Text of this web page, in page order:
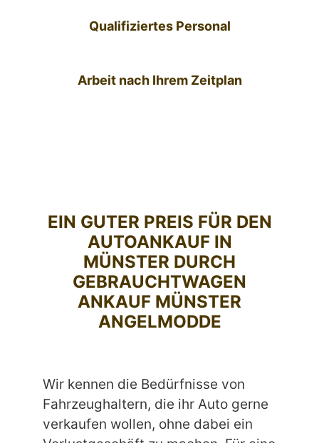
Qualifiziertes Personal
Arbeit nach Ihrem Zeitplan
EIN GUTER PREIS FÜR DEN
AUTOANKAUF IN
MÜNSTER DURCH
GEBRAUCHTWAGEN
ANKAUF MÜNSTER
ANGELMODDE
Wir kennen die Bedürfnisse von
Fahrzeughaltern, die ihr Auto gerne
verkaufen wollen, ohne dabei ein